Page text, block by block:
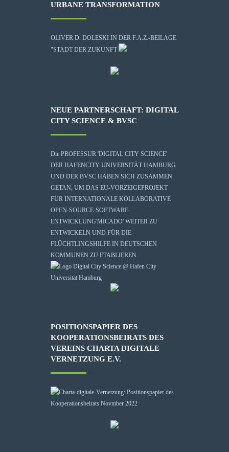
URBANE TRANSFORMATION
OLIVER D. DOLESKI IN DER F.A.Z.-BEILAGE
"STADT DER ZUKUNFT
NEUE PARTNERSCHAFT: DIGITAL
CITY SCIENCE & BVSC
Die PROFESSUR 'DIGITAL CITY SCIENCE'
DER HAFENCITY UNIVERSITÄT HAMBURG
UND DER BVSC HABEN SICH ZUSAMMEN
GETAN, UM DAS EU-VORZEIGEPROJEKT
FÜR INTERNATIONALE KOLLABORATIVE
OPEN-SOURCE-SOFTWARE-
ENTWICKLUNG'MICADO' WEITER ZU
ENTWICKELN UND FÜR DIE
FLÜCHTLINGSHILFE IN DEUTSCHEN
KOMMUNEN ZU ETABLIEREN.
POSITIONSPAPIER DES
KOOPERATIONSBEIRATS DES
VEREINS CHARTA DIGITALE
VERNETZUNG E.V.